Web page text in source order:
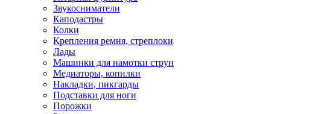
Звукосниматели
Каподастры
Колки
Крепления ремня, стреплоки
Лады
Машинки для намотки струн
Медиаторы, копилки
Накладки, пикгарды
Подставки для ноги
Порожки